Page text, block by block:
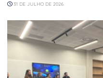
31 DE JULHO DE 2026